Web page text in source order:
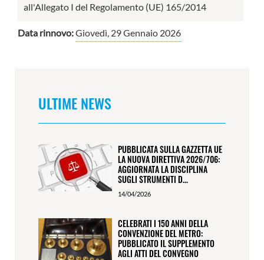
all'Allegato I del Regolamento (UE) 165/2014
Data rinnovo:Giovedì, 29 Gennaio 2026
ULTIME NEWS
PUBBLICATA SULLA GAZZETTA UE
LA NUOVA DIRETTIVA 2026/706:
AGGIORNATA LA DISCIPLINA
SUGLI STRUMENTI D...
14/04/2026
CELEBRATI I 150 ANNI DELLA
CONVENZIONE DEL METRO:
PUBBLICATO IL SUPPLEMENTO
AGLI ATTI DEL CONVEGNO